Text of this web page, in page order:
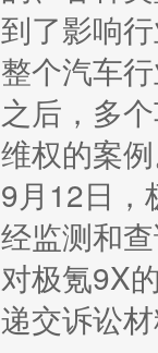
到了影响
整个汽车
之后，多
维权的案
9月12日，
经监测和
对极氪9X
递交诉讼